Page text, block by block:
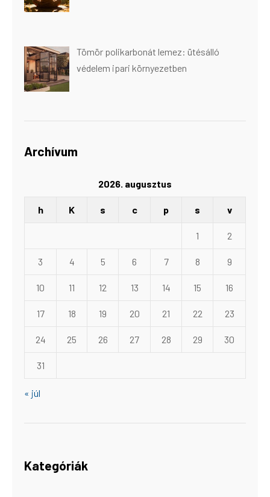
Tömör polikarbonát lemez: ütésálló
védelem ipari környezetben
Archívum
2026. augusztus
h K s c p s v
1 2
3 4 5 6 7 8 9
10 11 12 13 14 15 16
17 18 19 20 21 22 23
24 25 26 27 28 29 30
31
« júl
Kategóriák